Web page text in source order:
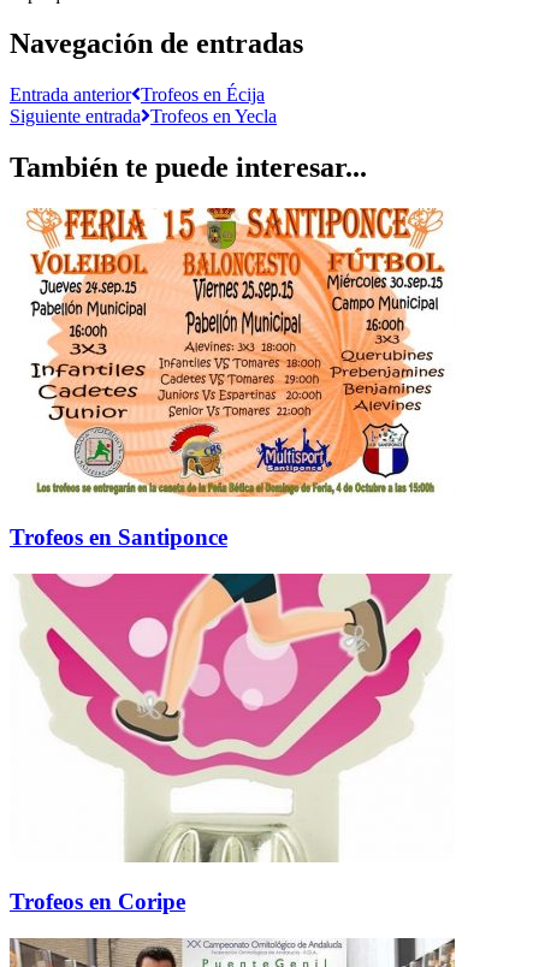
Navegación de entradas
Entrada anterior Trofeos en Écija
Siguiente entrada Trofeos en Yecla
También te puede interesar...
Trofeos en Santiponce
Trofeos en Coripe